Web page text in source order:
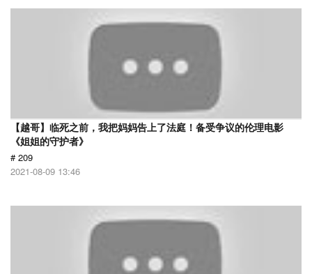
【越哥】临死之前，我把妈妈告上了法庭！备受争议的伦理电影
《姐姐的守护者》
# 209
2021-08-09 13:46